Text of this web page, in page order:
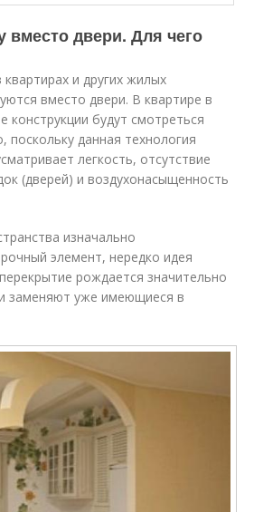
вместо двери. Для чего
и других жилых
вместо двери. В квартире в
конструкции будут смотреться
данная технология
легкость, отсутствие
(дверей) и воздухонасыщенность
изначально
элемент, нередко идея
рождается значительно
заменяют уже имеющиеся в